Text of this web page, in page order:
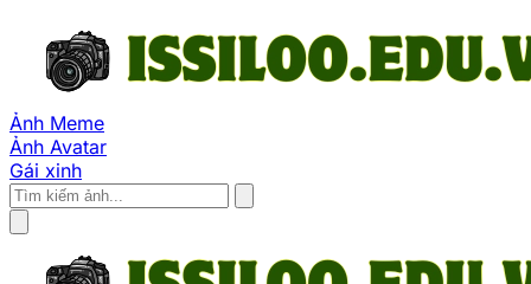
Ảnh Meme
Ảnh Avatar
Gái xinh